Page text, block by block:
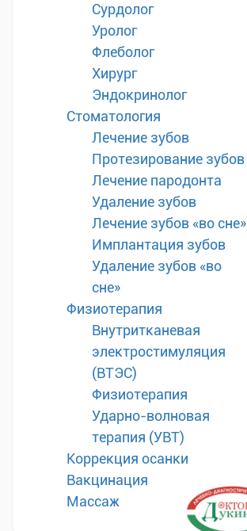
Сурдолог
Уролог
Флеболог
Хирург
Эндокринолог
Стоматология
Лечение зубов
Протезирование зубов
Лечение пародонта
Удаление зубов
Лечение зубов «во сне»
Имплантация зубов
Удаление зубов «во
сне»
Физиотерапия
Внутритканевая
электростимуляция
(ВТЭС)
Физиотерапия
Ударно-волновая
терапия (УВТ)
Коррекция осанки
Вакцинация
Массаж